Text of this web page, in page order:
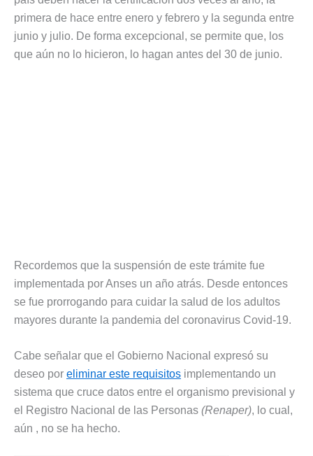
primera de hace entre enero y febrero y la segunda entre
junio y julio. De forma excepcional, se permite que, los
que aún no lo hicieron, lo hagan antes del 30 de junio.
Recordemos que la suspensión de este trámite fue
implementada por Anses un año atrás. Desde entonces
se fue prorrogando para cuidar la salud de los adultos
mayores durante la pandemia del coronavirus Covid-19.
Cabe señalar que el Gobierno Nacional expresó su
deseo por eliminar este requisitos implementando un
sistema que cruce datos entre el organismo previsional y
el Registro Nacional de las Personas (Renaper), lo cual,
aún , no se ha hecho.